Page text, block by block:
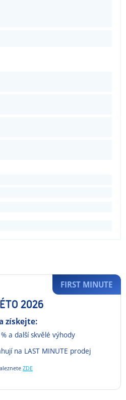
2026
získejte:
a další skvělé výhody
na LAST MINUTE prodej
ZDE
FIRST MINUTE